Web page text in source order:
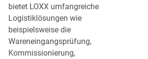
bietet LOXX umfangreiche
Logistiklösungen wie
beispielsweise die
Wareneingangsprüfung,
Kommissionierung,